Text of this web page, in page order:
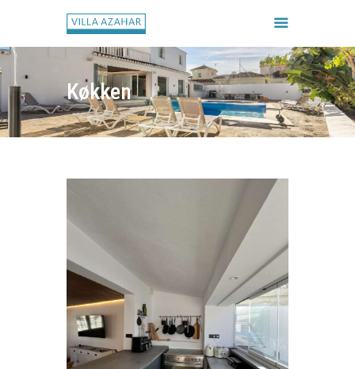
Køkken
FORSIDE
CHECK IN / CHECK UD